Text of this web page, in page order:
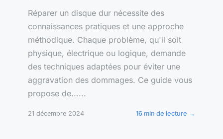
Réparer un disque dur nécessite des
connaissances pratiques et une approche
méthodique. Chaque problème, qu'il soit
physique, électrique ou logique, demande
des techniques adaptées pour éviter une
aggravation des dommages. Ce guide vous
propose de......
21 décembre 2024 16 min de lecture →